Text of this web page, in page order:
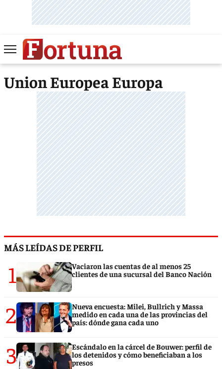
Union Europea Europa
MÁS LEÍDAS DE PERFIL
1
Vaciaron las cuentas de al menos 25
clientes de una sucursal del Banco Nación
2
Nueva encuesta: Milei, Bullrich y Massa
medido en cada una de las provincias del
país: dónde gana cada uno
3
Escándalo en la cárcel de Bouwer: perfil de
los detenidos y cómo beneficiaban a los
presos